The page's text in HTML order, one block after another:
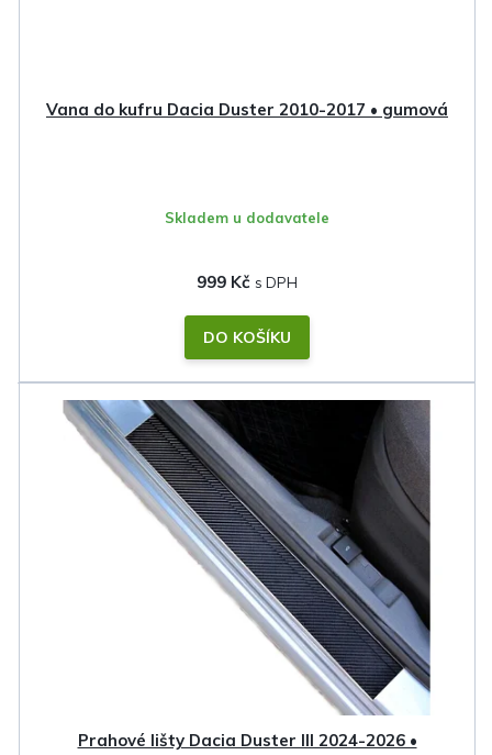
Vana do kufru Dacia Duster 2010-2017 • gumová
Skladem u dodavatele
999 Kč
DO KOŠÍKU
Prahové lišty Dacia Duster III 2024-2026 •